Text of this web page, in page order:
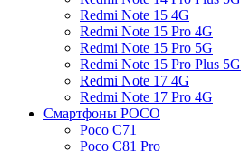
Redmi Note 15 4G
Redmi Note 15 Pro 4G
Redmi Note 15 Pro 5G
Redmi Note 15 Pro Plus 5G
Redmi Note 17 4G
Redmi Note 17 Pro 4G
Смартфоны POCO
Poco C71
Poco C81 Pro